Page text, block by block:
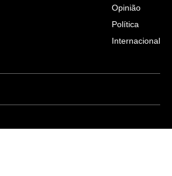
Opinião
Política
Internacional